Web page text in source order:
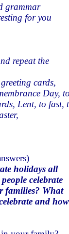
grammar
for you
repeat the
cards,
Day,
Lent, to fast,
holidays all
celebrate
families? What
and how